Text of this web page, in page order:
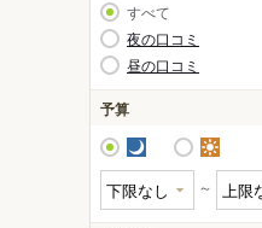
すべて
夜の口コミ
昼の口コミ
予算
夜 昼
～